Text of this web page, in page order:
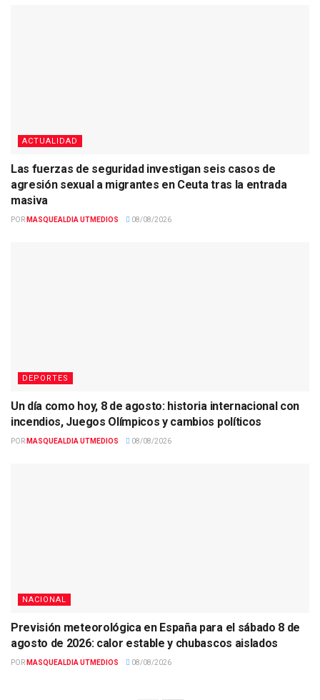
ACTUALIDAD
Las fuerzas de seguridad investigan seis casos de
agresión sexual a migrantes en Ceuta tras la entrada
masiva
POR MASQUEALDIA UTMEDIOS 08/08/2026
DEPORTES
Un día como hoy, 8 de agosto: historia internacional con
incendios, Juegos Olímpicos y cambios políticos
POR MASQUEALDIA UTMEDIOS 08/08/2026
NACIONAL
Previsión meteorológica en España para el sábado 8 de
agosto de 2026: calor estable y chubascos aislados
POR MASQUEALDIA UTMEDIOS 08/08/2026